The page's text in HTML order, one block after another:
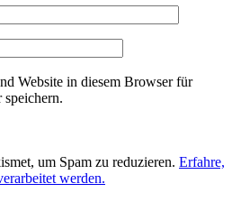
Website in diesem Browser für
speichern.
um Spam zu reduzieren. Erfahre,
werden.